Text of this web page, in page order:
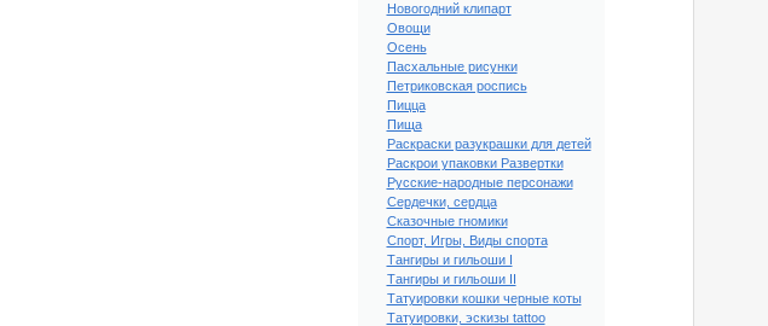
Новогодний клипарт
Овощи
Осень
Пасхальные рисунки
Петриковская роспись
Пицца
Пища
Раскраски разукрашки для детей
Раскрои упаковки Развертки
Русские-народные персонажи
Сердечки, сердца
Сказочные гномики
Спорт, Игры, Виды спорта
Тангиры и гильоши I
Тангиры и гильоши II
Татуировки кошки черные коты
Татуировки, эскизы tattoo